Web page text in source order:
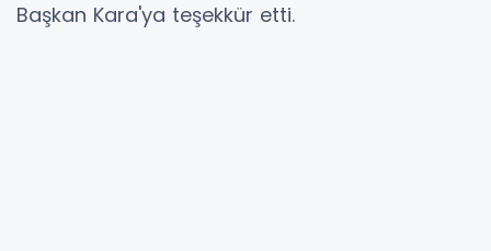
Başkan Kara'ya teşekkür etti.